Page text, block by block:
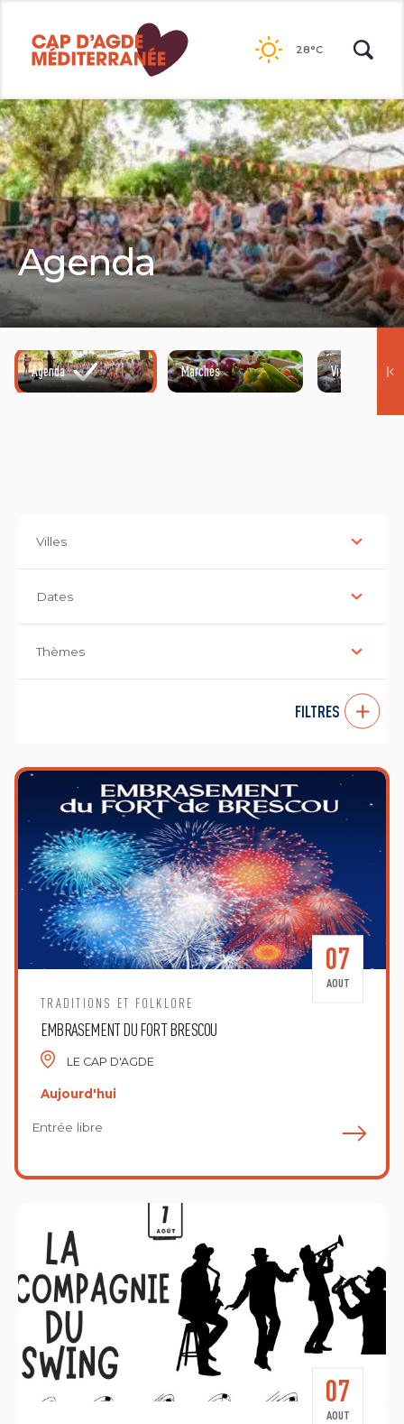
contenu
28°C
Agenda
Agenda Marchés Visites guidées
Villes
Dates
Thèmes
FILTRES
TRADITIONS ET FOLKLORE
EMBRASEMENT DU FORT BRESCOU
LE CAP D'AGDE
Aujourd'hui
07
AOUT
Entrée libre
07
AOUT